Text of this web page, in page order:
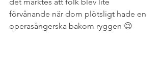
förvånande när dom plötsligt hade en
operasångerska bakom ryggen 😉